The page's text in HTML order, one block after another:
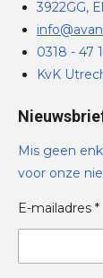
3922GG,
0318 - 47
KvK
Mis geen
voor onze
E-mailadres *